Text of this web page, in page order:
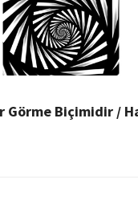
Görme Biçimidir /